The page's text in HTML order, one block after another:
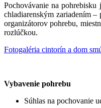
Pochovávanie na
chladiarenským zariadením
organizátorov pohrebu,
rozlúčkou.
Fotogaléria cintorín a dom
Vybavenie pohrebu
Súhlas na pochovanie